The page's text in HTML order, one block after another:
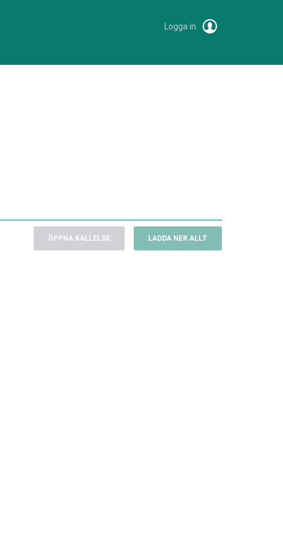
Logga in
ÖPPNA KALLELSE LADDA NER ALLT